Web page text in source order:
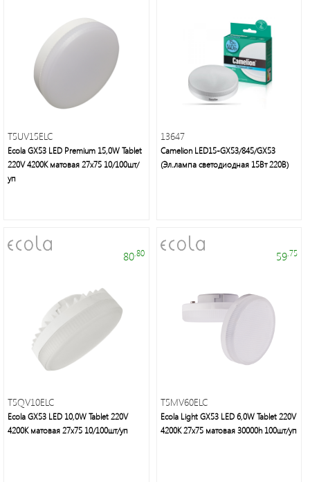
торшеры/
бра
Источники
питания
Кабельно-
проводниковая
светильники
аксессуары
Блоки
питания
Линейные
светильники
T5UV15ELC
Ecola GX53 LED Premium 15,0W Tablet
220V 4200K матовая 27x75 10/100шт/
уп
13647
Camelion LED15-GX53/845/GX53
(Эл.лампа светодиодная 15Вт 220В)
80.80
T5QV10ELC
Ecola GX53 LED 10,0W Tablet 220V
4200K матовая 27x75 10/100шт/уп
59.75
T5MV60ELC
Ecola Light GX53 LED 6,0W Tablet 220V
4200K 27x75 матовая 30000h 100шт/уп